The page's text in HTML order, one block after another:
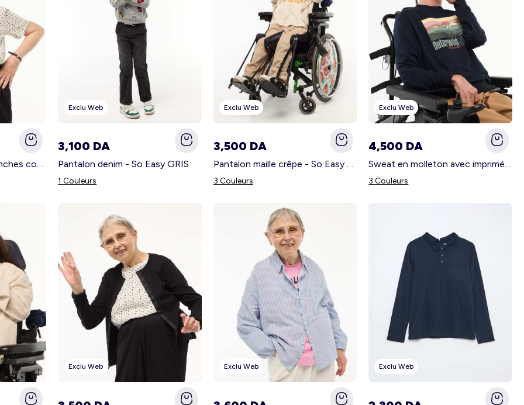
Tee-shirt imprimé à manches courtes - So Easy BLANC
Exclu Web
3,100 DA
Pantalon denim - So Easy GRIS
1 Couleurs
Exclu Web
3,500 DA
Pantalon maille crêpe - So Easy BEIGE
3 Couleurs
Exclu Web
4,500 DA
Sweat en molleton avec imprimé - So Easy BLEU
3 Couleurs
Exclu Web Exclu Web Exclu Web